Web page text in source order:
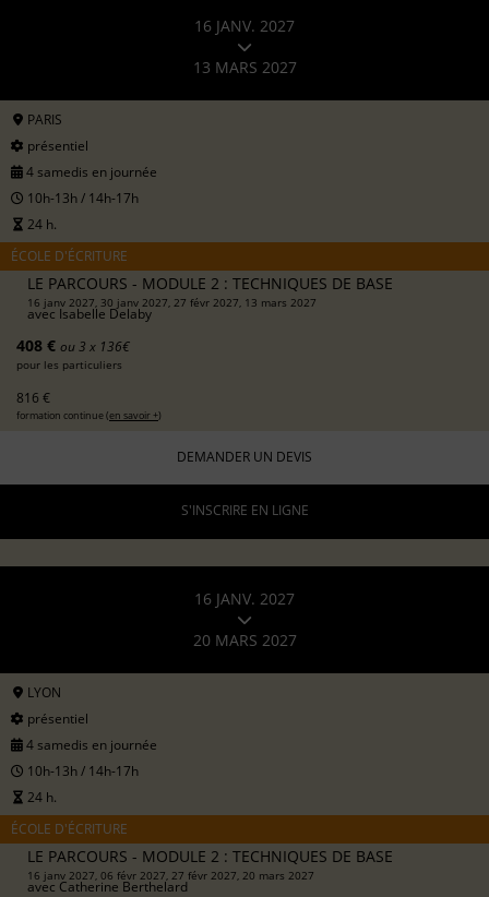
16 JANV. 2027
13 MARS 2027
PARIS
présentiel
4 samedis en journée
10h-13h / 14h-17h
24 h.
ÉCOLE D'ÉCRITURE
LE PARCOURS - MODULE 2 : TECHNIQUES DE BASE
16 janv 2027, 30 janv 2027, 27 févr 2027, 13 mars 2027
avec Isabelle Delaby
408 € ou 3 x 136€
pour les particuliers
816 €
formation continue (en savoir +)
DEMANDER UN DEVIS
S'INSCRIRE EN LIGNE
16 JANV. 2027
20 MARS 2027
LYON
présentiel
4 samedis en journée
10h-13h / 14h-17h
24 h.
ÉCOLE D'ÉCRITURE
LE PARCOURS - MODULE 2 : TECHNIQUES DE BASE
16 janv 2027, 06 févr 2027, 27 févr 2027, 20 mars 2027
avec Catherine Berthelard